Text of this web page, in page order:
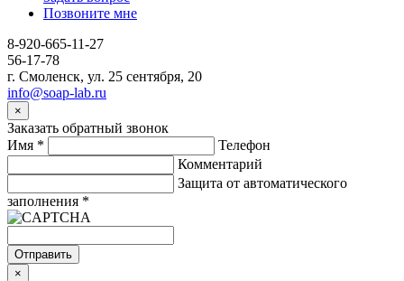
Позвоните мне
8-920-665-11-27
56-17-78
г. Смоленск, ул. 25 сентября, 20
info@soap-lab.ru
×
Заказать обратный звонок
Имя *
Телефон
Комментарий
Защита от автоматического
заполнения *
Отправить
×